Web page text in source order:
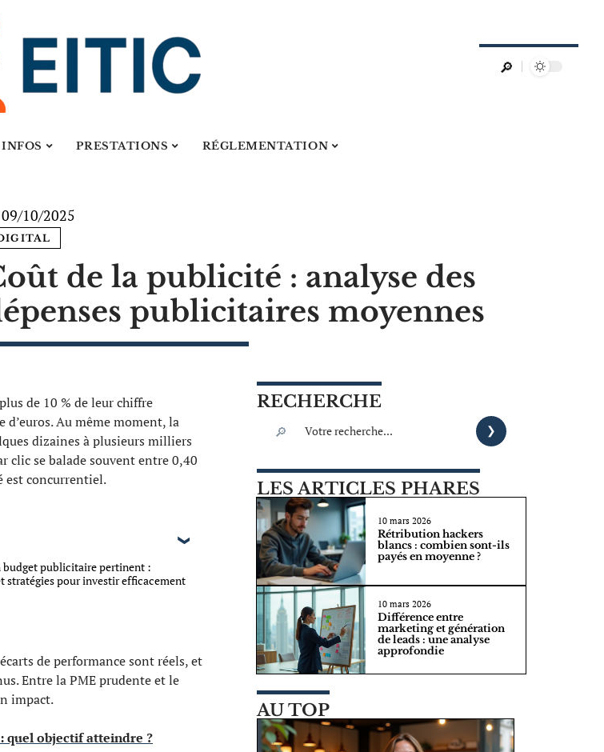
INFOS PRESTATIONS RÉGLEMENTATION
09/10/2025
de la publicité : analyse des
publicitaires moyennes
de 10 % de leur chiffre
d’euros. Au même moment, la
dizaines à plusieurs milliers
clic se balade souvent entre 0,40
est concurrentiel.
budget publicitaire pertinent :
stratégies pour investir efficacement
de performance sont réels, et
Entre la PME prudente et le
impact.
quel objectif atteindre ?
RECHERCHE
LES ARTICLES PHARES
10 mars 2026
Rétribution hackers
blancs : combien sont-ils
payés en moyenne ?
10 mars 2026
Différence entre
marketing et génération
de leads : une analyse
approfondie
AU TOP